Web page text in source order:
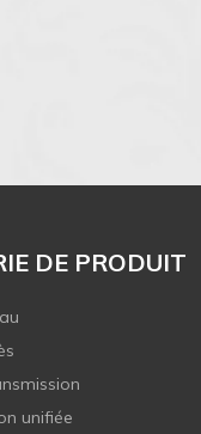
DE PRODUIT
unifiée